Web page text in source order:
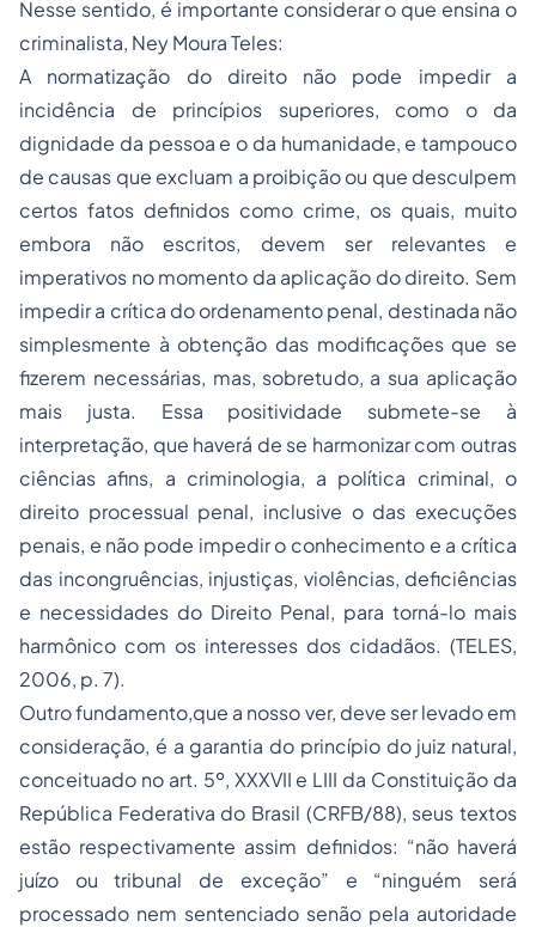
Nesse sentido, é importante considerar o que ensina o
criminalista, Ney Moura Teles:
A normatização do direito não pode impedir a
incidência de princípios superiores, como o da
dignidade da pessoa e o da humanidade, e tampouco
de causas que excluam a proibição ou que desculpem
certos fatos definidos como crime, os quais, muito
embora não escritos, devem ser relevantes e
imperativos no momento da aplicação do direito. Sem
impedir a crítica do ordenamento penal, destinada não
simplesmente à obtenção das modificações que se
fizerem necessárias, mas, sobretudo, a sua aplicação
mais justa. Essa positividade submete-se à
interpretação, que haverá de se harmonizar com outras
ciências afins, a criminologia, a política criminal, o
direito processual penal, inclusive o das execuções
penais, e não pode impedir o conhecimento e a crítica
das incongruências, injustiças, violências, deficiências
e necessidades do Direito Penal, para torná-lo mais
harmônico com os interesses dos cidadãos. (TELES,
2006, p. 7).
Outro fundamento,que a nosso ver, deve ser levado em
consideração, é a garantia do princípio do juiz natural,
conceituado no art. 5º, XXXVII e LIII da Constituição da
República Federativa do Brasil (CRFB/88), seus textos
estão respectivamente assim definidos: “não haverá
juízo ou tribunal de exceção” e “ninguém será
processado nem sentenciado senão pela autoridade